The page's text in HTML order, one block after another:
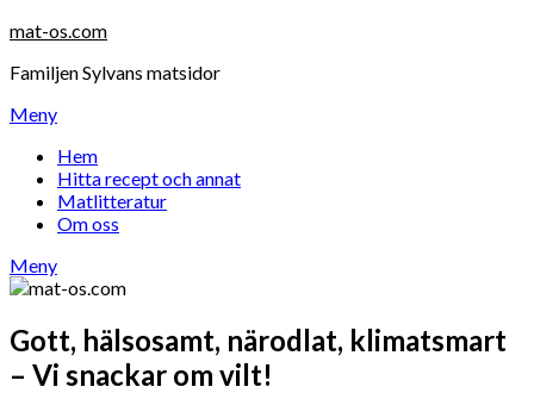
Hoppa
innehåll
mat-os.com
Familjen Sylvans matsidor
Meny
Hem
Hitta recept och annat
Matlitteratur
Om oss
Meny
Gott, hälsosamt, närodlat, klimatsmart
– Vi snackar om vilt!